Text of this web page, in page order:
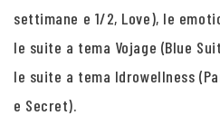
settimane e 1/2, Love), le
le suite a tema Vojage (Blue
le suite a tema Idrowellness
e Secret).